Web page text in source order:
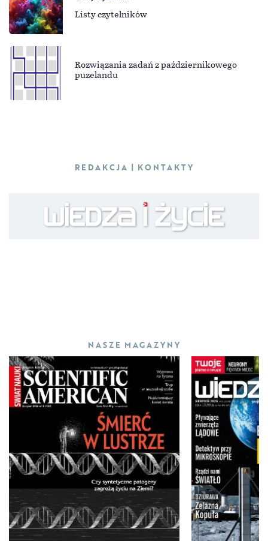
Listy czytelników
Rozwiązania zadań z październikowego
puzelandu
REDAKCJA | KONTAKTY
NASZE MAGAZYNY